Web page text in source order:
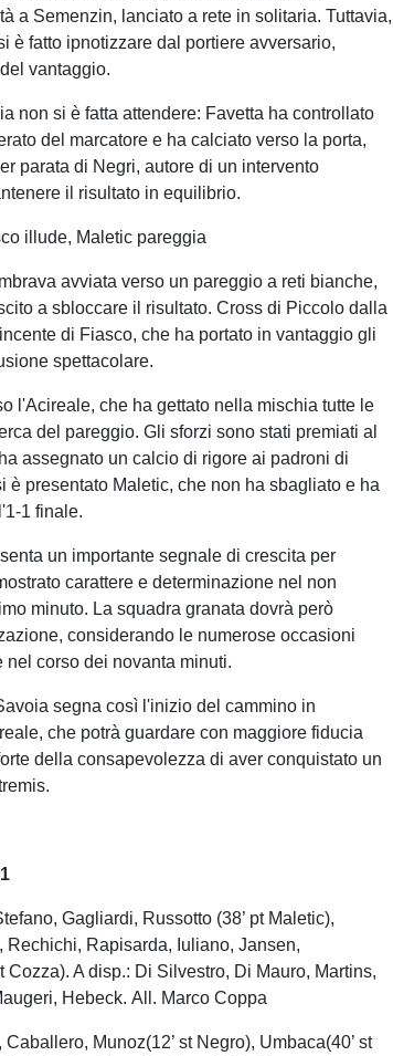
a Semenzin, lanciato a rete in solitaria. Tuttavia,
è fatto ipnotizzare dal portiere avversario,
vantaggio.
non si è fatta attendere: Favetta ha controllato
del marcatore e ha calciato verso la porta,
parata di Negri, autore di un intervento
il risultato in equilibrio.
illude, Maletic pareggia
avviata verso un pareggio a reti bianche,
a sbloccare il risultato. Cross di Piccolo dalla
di Fiasco, che ha portato in vantaggio gli
spettacolare.
l'Acireale, che ha gettato nella mischia tutte le
del pareggio. Gli sforzi sono stati premiati al
assegnato un calcio di rigore ai padroni di
è presentato Maletic, che non ha sbagliato e ha
1 finale.
un importante segnale di crescita per
carattere e determinazione nel non
minuto. La squadra granata dovrà però
considerando le numerose occasioni
nel corso dei novanta minuti.
segna così l'inizio del cammino in
che potrà guardare con maggiore fiducia
della consapevolezza di aver conquistato un
Gagliardi, Russotto (38’ pt Maletic),
Rechichi, Rapisarda, Iuliano, Jansen,
Cozza). A disp.: Di Silvestro, Di Mauro, Martins,
Hebeck. All. Marco Coppa
Munoz(12’ st Negro), Umbaca(40’ st